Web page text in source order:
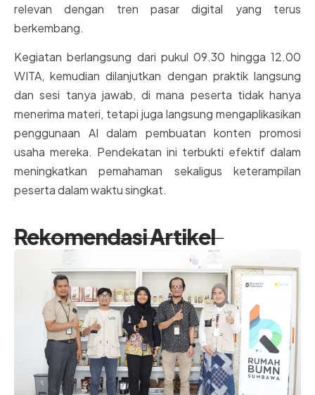
relevan dengan tren pasar digital yang terus
berkembang.
Kegiatan berlangsung dari pukul 09.30 hingga 12.00
WITA, kemudian dilanjutkan dengan praktik langsung
dan sesi tanya jawab, di mana peserta tidak hanya
menerima materi, tetapi juga langsung mengaplikasikan
penggunaan AI dalam pembuatan konten promosi
usaha mereka. Pendekatan ini terbukti efektif dalam
meningkatkan pemahaman sekaligus keterampilan
peserta dalam waktu singkat.
Rekomendasi Artikel